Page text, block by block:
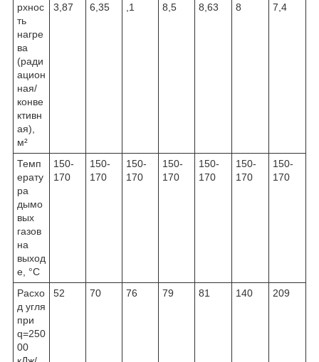
рхнос
ть
нагре
ва
(ради
ацион
ная/
конве
ктивн
ая),
м²
3,87
6,35
,1
8,5
8,63
8
7,4
Темп
ерату
ра
дымо
вых
газов
на
выход
е, °C
150-
170
150-
170
150-
170
150-
170
150-
170
150-
170
150-
170
Расхо
д угля
при
q=250
00
52 70 76 79 81 140 209